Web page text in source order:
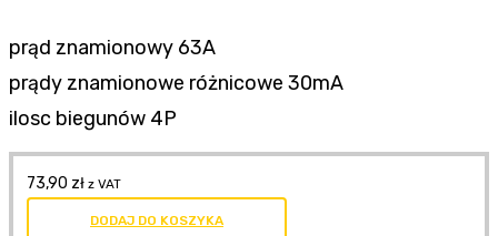
prąd znamionowy 63A
prądy znamionowe różnicowe 30mA
ilosc biegunów 4P
73,90 zł z VAT
DODAJ DO KOSZYKA